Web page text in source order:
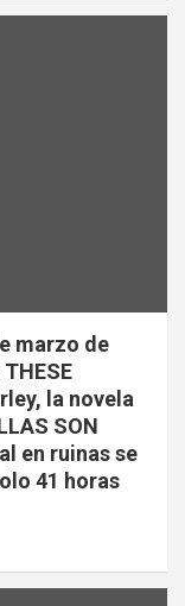
marzo de
la novela
SON
en ruinas se
41 horas